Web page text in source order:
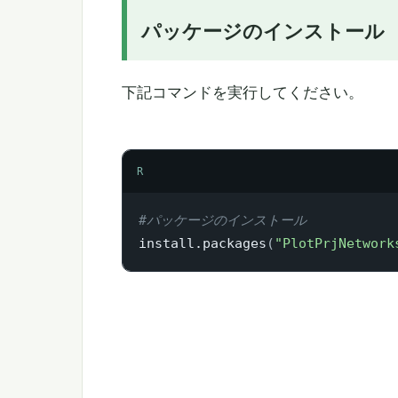
パッケージのインストール
下記コマンドを実行してください。
R
#パッケージのインストール
install.packages (